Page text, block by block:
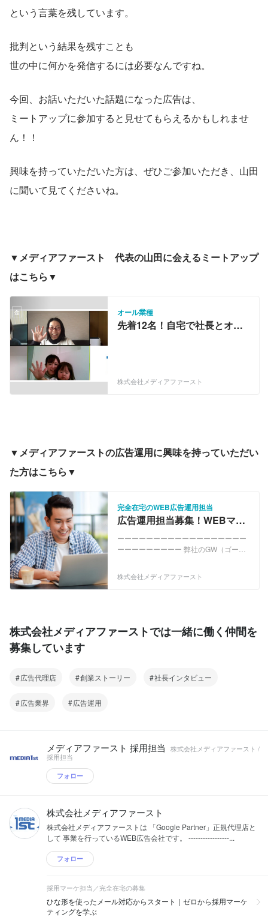
という言葉を残しています。
批判という結果を残すことも
世の中に何かを発信するには必要なんですね。
今回、お話いただいた話題になった広告は、
ミートアップに参加すると見せてもらえるかもしれませ
ん！！
興味を持っていただいた方は、ぜひご参加いただき、山田
に聞いて見てくださいね。
▼メディアファースト　代表の山田に会えるミートアップ
はこちら▼
オール業種
先着12名！自宅で社長とオン
株式会社メディアファースト
▼メディアファーストの広告運用に興味を持っていただい
た方はこちら▼
完全在宅のWEB広告運用担当
広告運用担当募集！WEBマー
告を作りたい方
ーーーーーーーーーーーーーーーーーー
ーーーーーーーーー 弊社のGW（ゴール
ご迷惑をおかけいたしますが、何卒宜し
い合わせにつきましては 2021年5月6日
（木）より応募順に順次ご返答させて頂
ーーーーーーーー 私たち株式会社メディ
います。広告、メディア運用の事業を展
開しています。 更なる業績拡大に向け
Twitter広告、TikTok広告、DSP広告、そ
の他のネット広告などを運用代行し、広
告運用は、当社売上の9割を占めます。
◆メディア事業 クライアントとユーザー
績がございます。 ■取扱高（広告費の金
額） Google AdWords、Yahoo!プロモー
ション広告、Facebook広告、Twitter広
株式会社メディアファースト
株式会社メディアファーストでは一緒に働く仲間を
募集しています
広告代理店 創業ストーリー 社長インタビュー
広告業界 広告運用
メディアファースト 採用担当
株式会社メディアファースト /
採用担当
フォロー
株式会社メディアファースト
株式会社メディアファーストは 「Google Partner」正規代理店と
して 事業を行っているWEB広告会社です。 -----------------...
フォロー
採用マーケ担当／完全在宅の募集
ひな形を使ったメール対応からスタート｜ゼロから採用マーケ
ティングを学ぶ